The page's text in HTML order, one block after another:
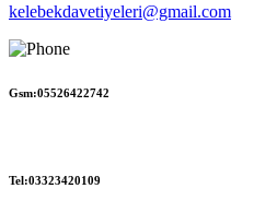
kelebekdavetiyeleri@gmail.com
Gsm:05526422742
Tel:03323420109